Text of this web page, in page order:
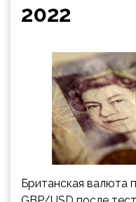
2022
Британская валюта